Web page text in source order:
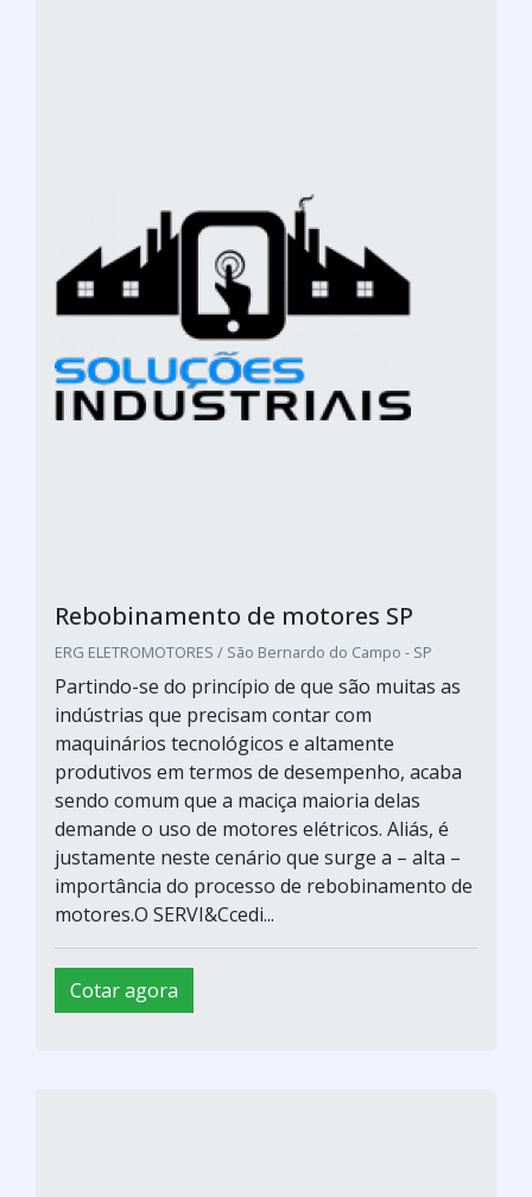
Rebobinamento de motores SP
ERG ELETROMOTORES / São Bernardo do Campo - SP
Partindo-se do princípio de que são muitas as
indústrias que precisam contar com
maquinários tecnológicos e altamente
produtivos em termos de desempenho, acaba
sendo comum que a maciça maioria delas
demande o uso de motores elétricos. Aliás, é
justamente neste cenário que surge a – alta –
importância do processo de rebobinamento de
motores.O SERVI&Ccedi...
Cotar agora